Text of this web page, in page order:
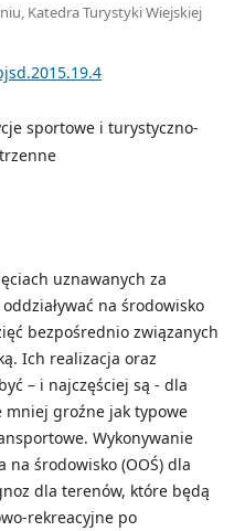
Katedra Turystyki Wiejskiej
sportowe i turystyczno-
uznawanych za
na środowisko
bezpośrednio związanych
Ich realizacja oraz
– i najczęściej są - dla
groźne jak typowe
Wykonywanie
na środowisko (OOŚ) dla
dla terenów, które będą
rekreacyjne po